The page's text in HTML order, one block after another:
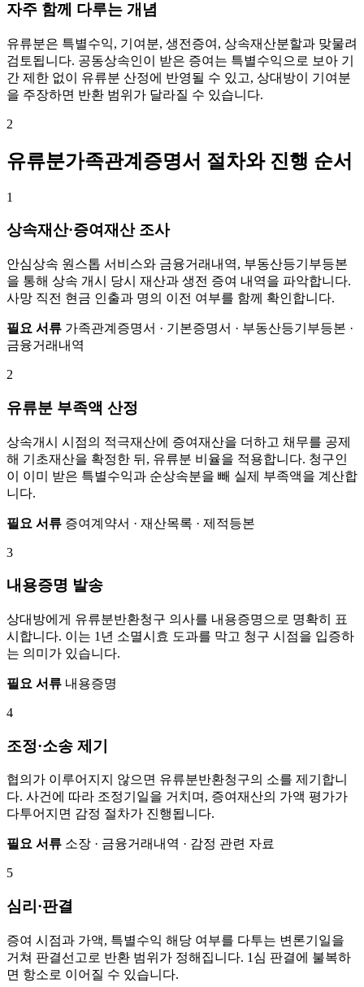
자주 함께 다루는 개념
유류분은 특별수익, 기여분, 생전증여, 상속재산분할과 맞물려
검토됩니다. 공동상속인이 받은 증여는 특별수익으로 보아 기
간 제한 없이 유류분 산정에 반영될 수 있고, 상대방이 기여분
을 주장하면 반환 범위가 달라질 수 있습니다.
2
유류분가족관계증명서 절차와 진행 순서
1
상속재산·증여재산 조사
안심상속 원스톱 서비스와 금융거래내역, 부동산등기부등본
을 통해 상속 개시 당시 재산과 생전 증여 내역을 파악합니다.
사망 직전 현금 인출과 명의 이전 여부를 함께 확인합니다.
필요 서류 가족관계증명서 · 기본증명서 · 부동산등기부등본 ·
금융거래내역
2
유류분 부족액 산정
상속개시 시점의 적극재산에 증여재산을 더하고 채무를 공제
해 기초재산을 확정한 뒤, 유류분 비율을 적용합니다. 청구인
이 이미 받은 특별수익과 순상속분을 빼 실제 부족액을 계산합
니다.
필요 서류 증여계약서 · 재산목록 · 제적등본
3
내용증명 발송
상대방에게 유류분반환청구 의사를 내용증명으로 명확히 표
시합니다. 이는 1년 소멸시효 도과를 막고 청구 시점을 입증하
는 의미가 있습니다.
필요 서류 내용증명
4
조정·소송 제기
협의가 이루어지지 않으면 유류분반환청구의 소를 제기합니
다. 사건에 따라 조정기일을 거치며, 증여재산의 가액 평가가
다투어지면 감정 절차가 진행됩니다.
필요 서류 소장 · 금융거래내역 · 감정 관련 자료
5
심리·판결
증여 시점과 가액, 특별수익 해당 여부를 다투는 변론기일을
거쳐 판결선고로 반환 범위가 정해집니다. 1심 판결에 불복하
면 항소로 이어질 수 있습니다.